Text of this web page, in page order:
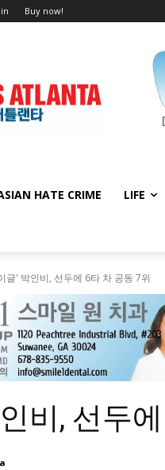
Buy now!
HATE CRIME LIFE
글' 박인비, 선두에 6타 차 공동 7위
인비, 선두